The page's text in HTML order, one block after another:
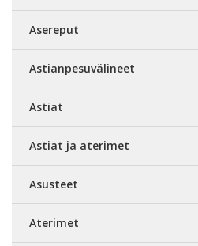
Asereput
Astianpesuvälineet
Astiat
Astiat ja aterimet
Asusteet
Aterimet